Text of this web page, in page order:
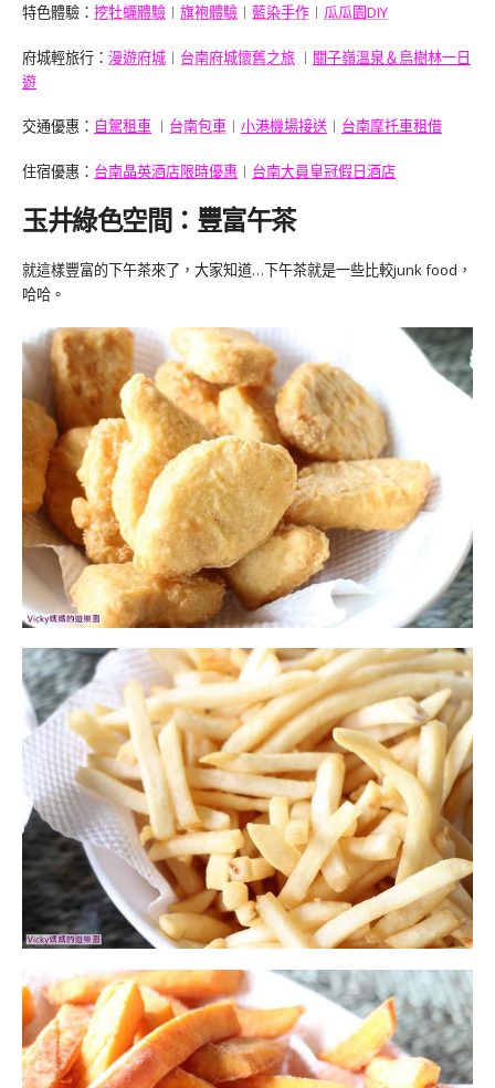
特色體驗： 挖牡蠣體驗 ︱ 旗袍體驗 ︱ 藍染手作 ︱ 瓜瓜園DIY
府城輕旅行： 漫遊府城 ︱ 台南府城懷舊之旅 ︱ 關子嶺溫泉＆烏樹林一日
遊
交通優惠： 自駕租車 ︱ 台南包車 ︱ 小港機場接送 ︱ 台南摩托車租借
住宿優惠： 台南晶英酒店限時優惠 ︱ 台南大員皇冠假日酒店
玉井綠色空間：豐富午茶
就這樣豐富的下午茶來了，大家知道…下午茶就是一些比較junk food，
哈哈。